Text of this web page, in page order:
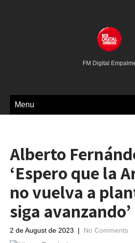
FM Digital
Menu
Alberto
‘Espero que la
no vuelva a
siga avanzando’
2 de August de 2023 | No Comments